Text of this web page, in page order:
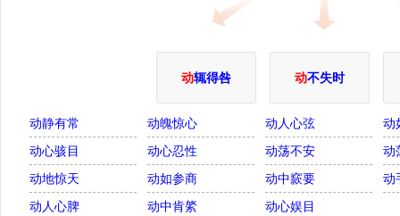
动辄得咎 动不失时
动静有常 动魄惊心 动人心弦
动
动心骇目
动心忍性 动荡不安
动
动地惊天
动如参商 动中窾要
动
动人心脾
动中肯綮 动心娱目